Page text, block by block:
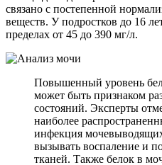
связано с постепенной
веществ. У подростков до 16
пределах от 45 до 390 мг/л.
Повышенный уровень
может быть признаком
состояний. Эксперты
наиболее
инфекция
вызывать воспаление и
тканей. Также белок в